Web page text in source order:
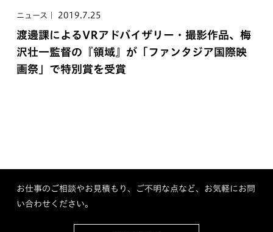
ニュース 2019.7.25
渡邊課によるVRアドバイザリー・撮影作品、梅
沢壮一監督の『領域』が「ファンタジア国際映
画祭」で特別賞を受賞
お仕事のご相談やお見積もり、ご不明な点など、お気軽にお問
い合わせください。